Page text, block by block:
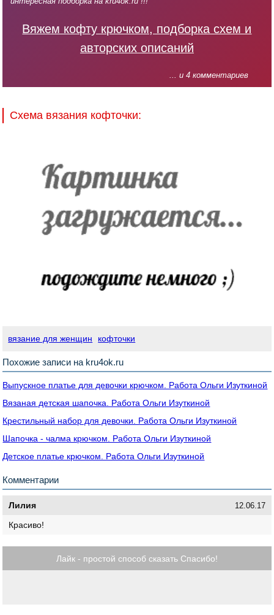
Вяжем кофту крючком, подборка схем и
авторских описаний
... и 4 комментариев
Схема вязания кофточки:
вязание для женщин кофточки
Похожие записи на kru4ok.ru
Выпускное платье для девочки крючком. Работа Ольги Изуткиной
Вязаная детская шапочка. Работа Ольги Изуткиной
Крестильный набор для девочки. Работа Ольги Изуткиной
Шапочка - чалма крючком. Работа Ольги Изуткиной
Детское платье крючком. Работа Ольги Изуткиной
Комментарии
Лилия 12.06.17
Красиво!
Лайк - простой способ сказать Спасибо!